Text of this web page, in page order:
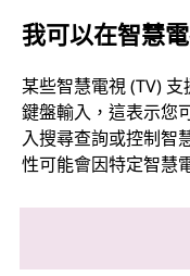
我可以在智慧
某些智慧電視 (TV)
鍵盤輸入，這表示您
入搜尋查詢或控制智
性可能會因特定智慧